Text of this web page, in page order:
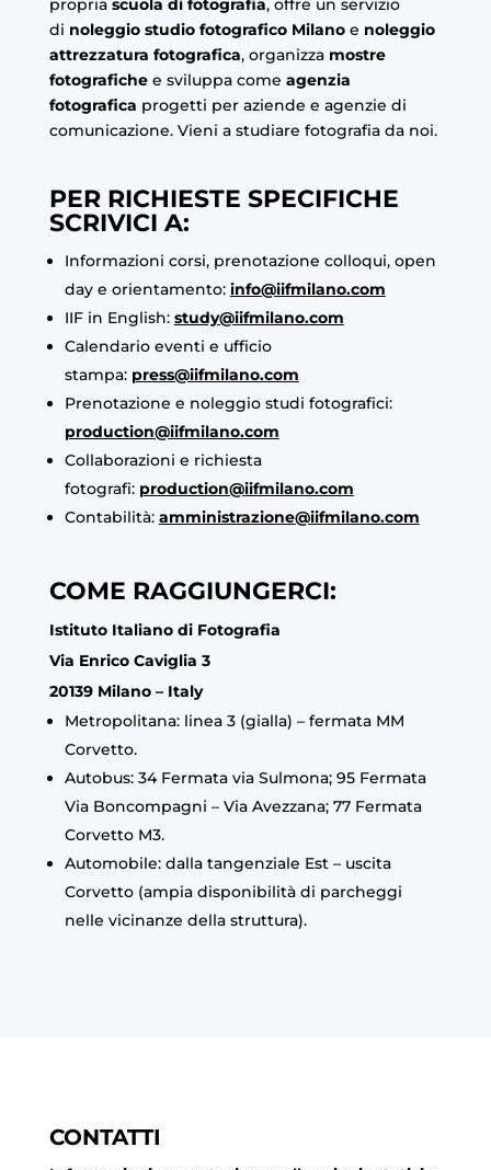
propria scuola di fotografia, offre un servizio
di noleggio studio fotografico Milano e noleggio
attrezzatura fotografica, organizza mostre
fotografichee sviluppa come agenzia
fotografica progetti per aziende e agenzie di
comunicazione. Vieni a studiare fotografia da noi.
PER RICHIESTE SPECIFICHE
SCRIVICI A:
Informazioni corsi, prenotazione colloqui, open
day e orientamento: info@iifmilano.com
IIF in English: study@iifmilano.com
Calendario eventi e ufficio
stampa: press@iifmilano.com
Prenotazione e noleggio studi fotografici:
production@iifmilano.com
Collaborazioni e richiesta
fotografi: production@iifmilano.com
Contabilità: amministrazione@iifmilano.com
COME RAGGIUNGERCI:
Istituto Italiano di Fotografia
Via Enrico Caviglia 3
20139 Milano – Italy
Metropolitana: linea 3 (gialla) – fermata MM
Corvetto.
Autobus: 34 Fermata via Sulmona; 95 Fermata
Via Boncompagni – Via Avezzana; 77 Fermata
Corvetto M3.
Automobile: dalla tangenziale Est – uscita
Corvetto (ampia disponibilità di parcheggi
nelle vicinanze della struttura).
CONTATTI